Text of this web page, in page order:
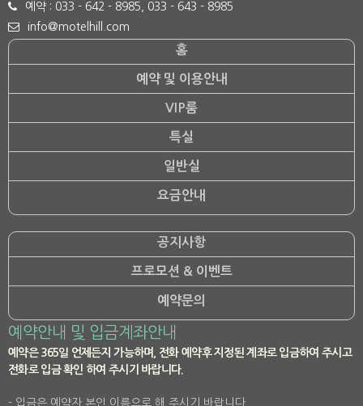
예약 : 033 - 642 - 8985, 033 - 643 - 8985
info@motelhill.com
홈
예약 및 이용안내
VIP룸
특실
일반실
요금안내
공지사항
프로모션 & 이벤트
예약문의
예약안내 및 입금계좌안내
예약은 365일 언제든지 가능하며, 전화 예약후 지정된 계좌로 입금하여 주시고
전화로 입금 확인 하여 주시기 바랍니다.
- 입금은 예약자 본인 이름으로 해 주시기 바랍니다.